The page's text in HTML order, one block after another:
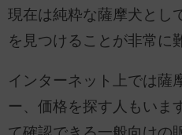
現在は純粋な薩摩犬とし
を見つけることが非常に
インターネット上では薩
ー、価格を探す人もいま